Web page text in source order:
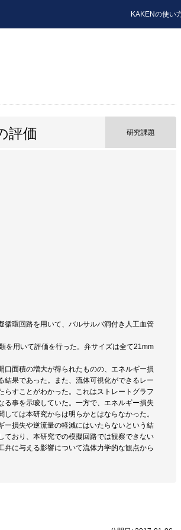
KAKENの使い
評価 研究課題
環回路を用いて、バルサルバ洞付き人工血管
を用いて評価を行った。弁サイズは全て21mm
面積の増大が得られたものの、エネルギー損
果であった。また、流体可視化ができるレー
すことがわかった。これはストレートグラフ
る事を示唆していた。一方で、エネルギー損失
ては本研究からは明らかとはならなかった。
損失や逆流量の軽減にはいたらないという結
おり、本研究での模擬回路では観察できない
に与える影響について流体力学的な観点から